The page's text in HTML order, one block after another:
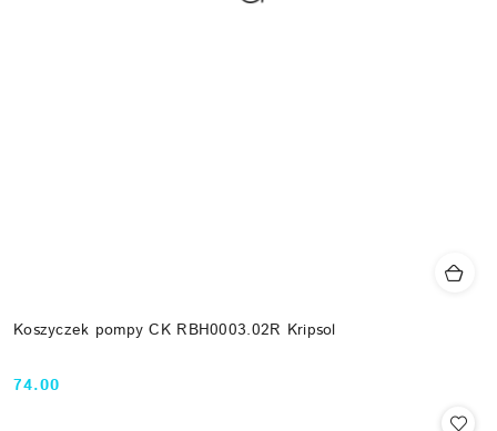
Koszyczek pompy CK RBH0003.02R Kripsol
Cena:
74.00